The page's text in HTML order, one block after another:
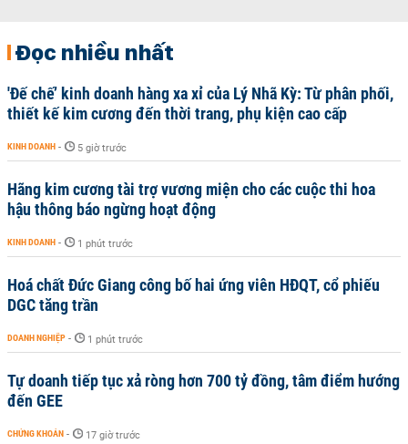
Đọc nhiều nhất
'Đế chế’ kinh doanh hàng xa xỉ của Lý Nhã Kỳ: Từ phân phối,
thiết kế kim cương đến thời trang, phụ kiện cao cấp
KINH DOANH - 5 giờ trước
Hãng kim cương tài trợ vương miện cho các cuộc thi hoa
hậu thông báo ngừng hoạt động
KINH DOANH - 1 phút trước
Hoá chất Đức Giang công bố hai ứng viên HĐQT, cổ phiếu
DGC tăng trần
DOANH NGHIỆP - 1 phút trước
Tự doanh tiếp tục xả ròng hơn 700 tỷ đồng, tâm điểm hướng
đến GEE
CHỨNG KHOÁN - 17 giờ trước